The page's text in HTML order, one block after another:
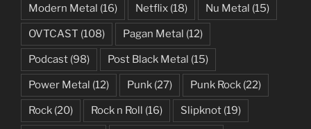
Modern Metal (16) Netflix (18) Nu Metal (15)
OVTCAST (108) Pagan Metal (12)
Podcast (98) Post Black Metal (15)
Power Metal (12) Punk (27) Punk Rock (22)
Rock (20) Rock n Roll (16) Slipknot (19)